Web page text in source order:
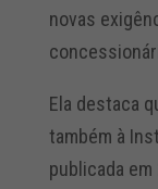
novas
Ela destaca
também à
publicada